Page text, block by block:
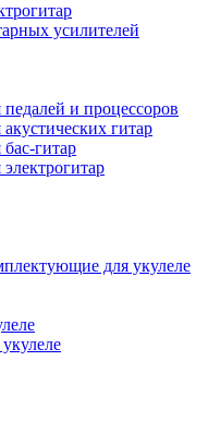
усилителей
и процессоров
гитар
гитар
для укулеле